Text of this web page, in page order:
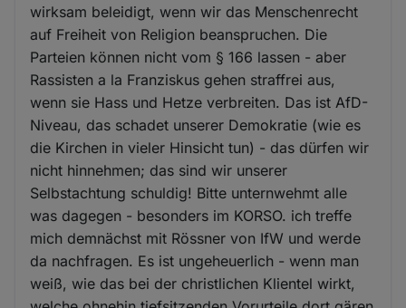
wirksam beleidigt, wenn wir das Menschenrecht
auf Freiheit von Religion beanspruchen. Die
Parteien können nicht vom § 166 lassen - aber
Rassisten a la Franziskus gehen straffrei aus,
wenn sie Hass und Hetze verbreiten. Das ist AfD-
Niveau, das schadet unserer Demokratie (wie es
die Kirchen in vieler Hinsicht tun) - das dürfen wir
nicht hinnehmen; das sind wir unserer
Selbstachtung schuldig! Bitte unternwehmt alle
was dagegen - besonders im KORSO. ich treffe
mich demnächst mit Rössner von IfW und werde
da nachfragen. Es ist ungeheuerlich - wenn man
weiß, wie das bei der christlichen Klientel wirkt,